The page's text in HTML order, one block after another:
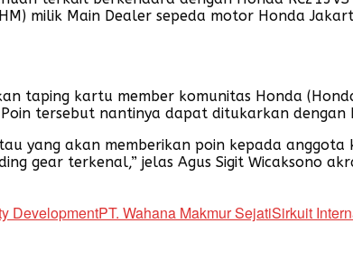
milik Main Dealer sepeda motor Honda
taping kartu member komunitas Honda
tersebut nantinya dapat ditukarkan dengan
yang akan memberikan poin kepada
gear terkenal,” jelas Agus Sigit Wicaksono
DevelopmentPT. Wahana Makmur SejatiSirkuit